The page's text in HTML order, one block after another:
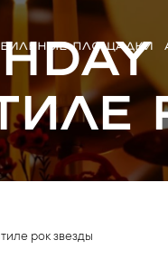
ПЛОЩАДКИ
рок звезды